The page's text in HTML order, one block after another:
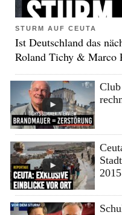
STURM AUF CEUTA
Ist Deutschland das
Roland Tichy & Marco
Club